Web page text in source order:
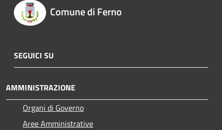
Comune di Ferno
SEGUICI SU
AMMINISTRAZIONE
Organi di Governo
Aree Amministrative